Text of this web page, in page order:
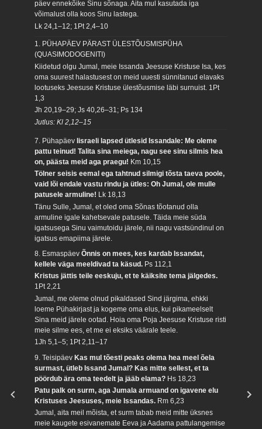
päev ennekõike Sinu sõnaga. Aita mul kasutada iga
võimalust olla koos Sinu lastega.
Lk 24,1–12; 1Pt 2,4–10
1. PÜHAPÄEV PÄRAST ÜLESTÕUSMISPÜHA
(QUASIMODOGENITI)
Kiidetud olgu Jumal, meie Issanda Jeesuse Kristuse Isa, kes
oma suurest halastusest on meid uuesti sünnitanud elavaks
lootuseks Jeesuse Kristuse ülestõusmise läbi surnuist. 1Pt
1,3
Jh 20,19–29; Js 40,26–31; Ps 134
Jutlus: Kl 2,12–15
7. PühapäevIisraeli lapsed ütlesid Issandale: Me oleme
pattu teinud! Talita sina meiega, nagu see sinu silmis hea
on, päästa meid aga praegu! Km 10,15
Tölner seisis eemal ega tahtnud silmigi tõsta taeva poole,
vaid lõi endale vastu rindu ja ütles: Oh Jumal, ole mulle
patusele armuline! Lk 18,13
Tänu Sulle, Jumal, et oled oma Sõnas tõotanud olla
armuline igale kahetsevale patusele. Täida meie süda
igatsusega Sinu vaimutoidu järele, nii nagu vastsündinul on
igatsus emapiima järele.
8. EsmaspäevÕnnis on mees, kes kardab Issandat,
kellele väga meeldivad ta käsud. Ps 112,1
Kristus jättis teile eeskuju, et te käiksite tema jälgedes.
1Pt 2,21
Jumal, me oleme olnud pikaldased Sind järgima, ehkki
loeme Pühakirjast ja kogeme oma elus, kui pikameelselt
Sina meid järele ootad. Hoia oma Poja Jeesuse Kristuse risti
meie silme ees, et me ei eksiks väärale teele.
1Jh 5,1–5; 1Pt 2,11–17
9. TeisipäevKas mul tõesti peaks olema hea meel õela
surmast, ütleb Issand Jumal? Kas mitte sellest, et ta
pöördub ära oma teedelt ja jääb elama? Hs 18,23
Patu palk on surm, aga Jumala armuand on igavene elu
Kristuses Jeesuses, meie Issandas. Rm 6,23
Jumal, aita meil mõista, et surm tabab meid mitte üksnes
meie kaugete esivanemate Eeva ja Aadama pattulangemise